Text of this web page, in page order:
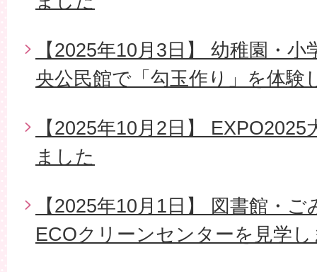
【2025年10月3日】 幼稚園・
央公民館で「勾玉作り」を体験
【2025年10月2日】
ました
【2025年10月1日】 図書館・
ECOクリーンセンターを見学